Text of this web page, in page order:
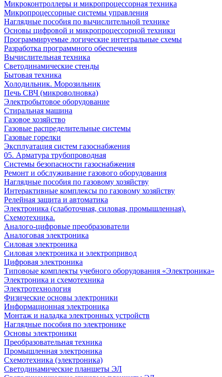
Микроконтроллеры и микропроцессорная техника
Микропроцессорные системы управления
Наглядные пособия по вычислительной технике
Основы цифровой и микропроцессорной техники
Программируемые логические интегральные схемы
Разработка программного обеспечения
Вычислительная техника
Светодинамические стенды
Бытовая техника
Холодильник. Морозильник
Печь СВЧ (микроволновка)
Электробытовое оборудование
Стиральная машина
Газовое хозяйство
Газовые распределительные системы
Газовые горелки
Эксплуатация систем газоснабжения
05. Арматура трубопроводная
Системы безопасности газоснабжения
Ремонт и обслуживание газового оборудования
Наглядные пособия по газовому хозяйству
Интерактивные комплексы по газовому хозяйству
Релейная защита и автоматика
Электроника (слаботочная, силовая, промышленная).
Схемотехника.
Аналого-цифровые преобразователи
Аналоговая электроника
Cиловая электроника
Cиловая электроника и электропривод
Цифровая электроника
Типовоые комплекты учебного оборудования «Электроника»
Электроника и схемотехника
Электротехнология
Физические основы электроники
Информационная электроника
Монтаж и наладка электронных устройств
Наглядные пособия по электронике
Основы электроники
Преобразовательная техника
Промышленная электроника
Схемотехника (электроника)
Светодинамические планшеты ЭЛ